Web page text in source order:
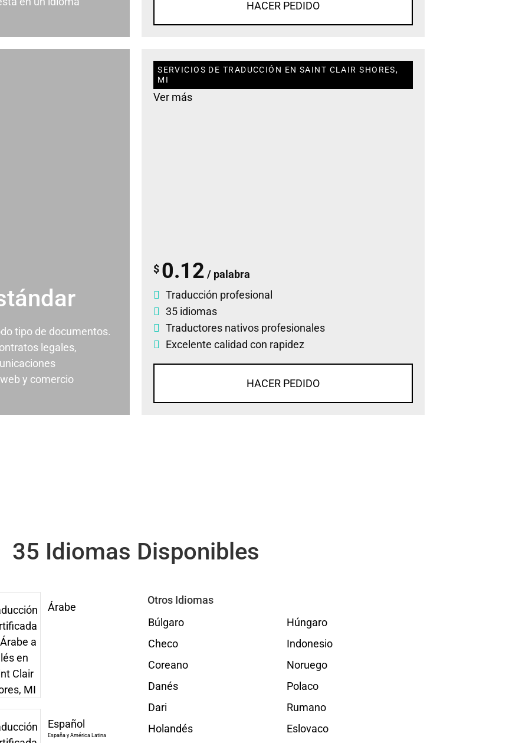
HACER PEDIDO
tipo de documentos.
legales,
y comercio
SERVICIOS DE TRADUCCIÓN EN SAINT CLAIR SHORES,
MI
Ver más
$ 0.12 / palabra
Traducción profesional
35 idiomas
Traductores nativos profesionales
Excelente calidad con rapidez
HACER PEDIDO
35 Idiomas Disponibles
Árabe
Español
España y América Latina
Otros Idiomas
Búlgaro
Checo
Coreano
Danés
Dari
Holandés
Húngaro
Indonesio
Noruego
Polaco
Rumano
Eslovaco